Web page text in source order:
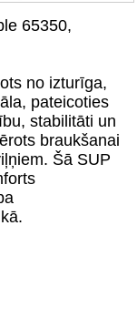
65350,
no izturīga,
pateicoties
stabilitāti un
braukšanai
Šā SUP